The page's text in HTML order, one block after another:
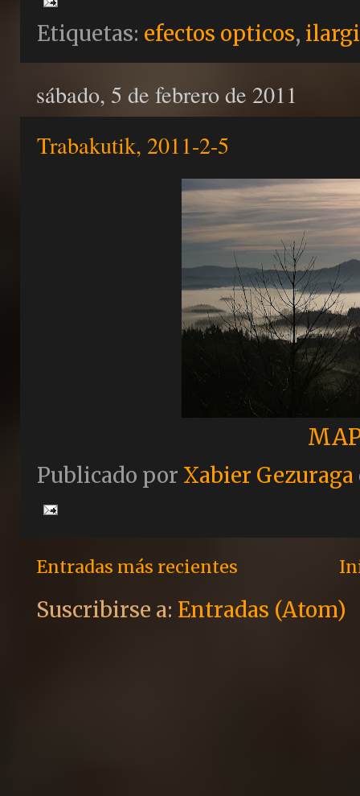
Etiquetas: efectos opticos,
sábado, 5 de febrero de 2011
Trabakutik, 2011-2-5
Publicado por Xabier Gezuraga
Entradas más recientes
Suscribirse a: Entradas (Atom)